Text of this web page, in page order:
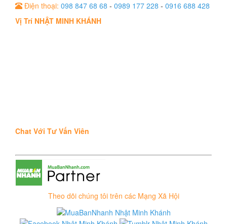
Điện thoại: 098 847 68 68 - 0989 177 228 - 0916 688 428
Vị Trí NHẬT MINH KHÁNH
Chat Với Tư Vấn Viên
Theo dõi chúng tôi trên các Mạng Xã Hội